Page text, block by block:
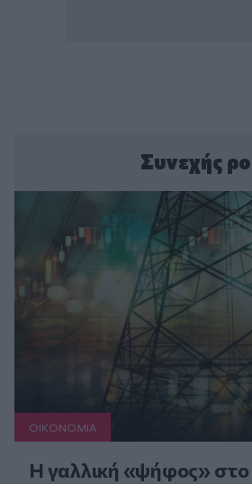
Συνεχής
ΟΙΚΟΝΟΜΙΑ
Η γαλλική «ψήφος»